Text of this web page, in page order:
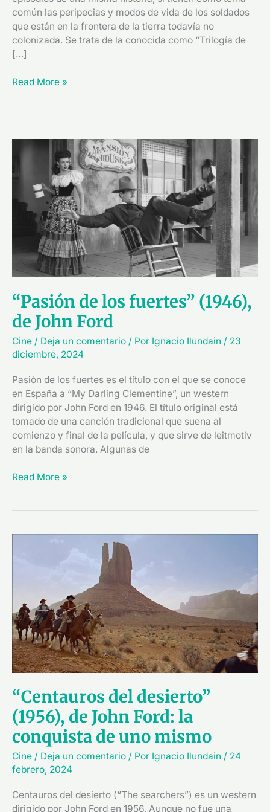
común las peripecias y modos de vida de los soldados
que están en la frontera de la tierra todavía no
colonizada. Se trata de la conocida como “Trilogía de
[…]
Read More »
“Pasión de los fuertes” (1946),
de John Ford
Cine / Deja un comentario / Por Ignacio Ilundain / 23
diciembre, 2024
Pasión de los fuertes es el título con el que se conoce
en España a “My Darling Clementine”, un western
dirigido por John Ford en 1946. El título original está
tomado de una canción tradicional que suena al
comienzo y final de la película, y que sirve de leitmotiv
en la banda sonora. Algunas de
“Pasión
los
fuertes”
(1946),
Read More »
“Centauros del desierto”
(1956), de John Ford: la
conquista de uno mismo
Cine / Deja un comentario / Por Ignacio Ilundain / 24
febrero, 2024
Centauros del desierto (“The searchers”) es un western
dirigido por John Ford en 1956. Aunque no fue una
John
Ford:
la
conquista
de
mismo